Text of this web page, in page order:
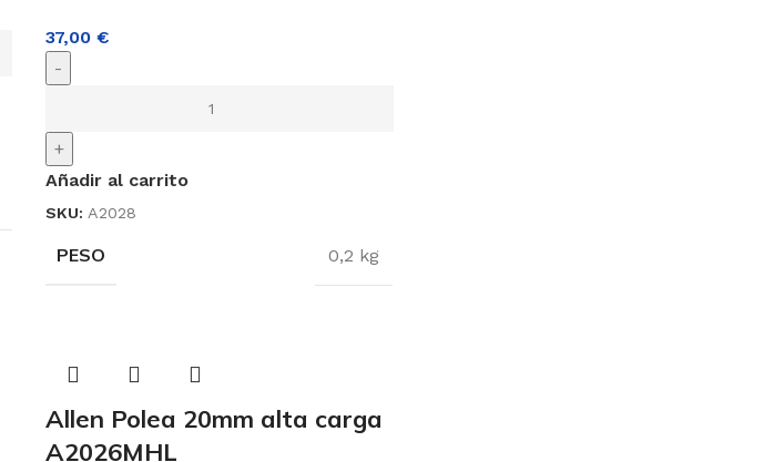
37,00 €
-
+
Añadir al carrito
SKU: A2028
PESO 0,2 kg
Allen Polea 20mm alta carga
A2026MHL